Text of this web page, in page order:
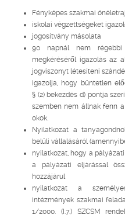
Fényképes szakmai
iskolai végzettségeket
jogosítvány másolata
90 napnál nem régebbi
megkéréséről igazolás az
jogviszonyt létesíteni
igazolja, hogy büntetlen
§ (2) bekezdés d) pontja
szemben nem állnak fenn
okok.
Nyilatkozat a
belüli vállalásáról
nyilatkozat, hogy a
a pályázati eljárással
hozzájárul
nyilatkozat a
intézmények szakmai
1/2000. (I.7.) SZCSM